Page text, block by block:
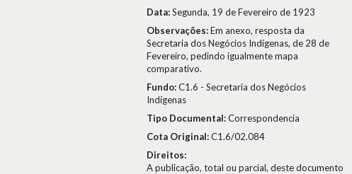
Data:Segunda, 19 de Fevereiro de 1923
Observações:Em anexo, resposta da
Secretaria dos Negócios Indígenas, de 28 de
Fevereiro, pedindo igualmente mapa
comparativo.
Fundo:C1.6 - Secretaria dos Negócios
Indígenas
Tipo Documental:Correspondencia
Cota Original:C1.6/02.084
Direitos:
A publicação, total ou parcial, deste documento